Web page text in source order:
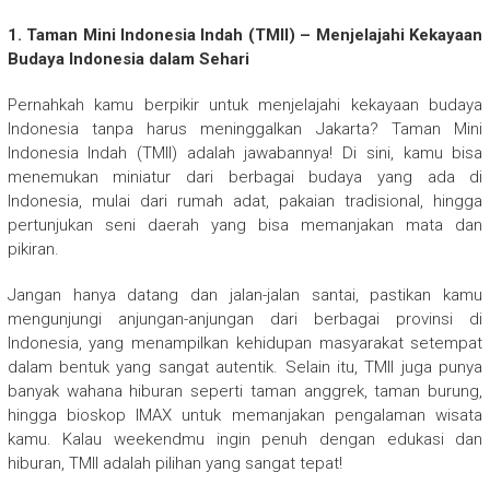
1. Taman Mini Indonesia Indah (TMII) – Menjelajahi Kekayaan
Budaya Indonesia dalam Sehari
Pernahkah kamu berpikir untuk menjelajahi kekayaan budaya
Indonesia tanpa harus meninggalkan Jakarta? Taman Mini
Indonesia Indah (TMII) adalah jawabannya! Di sini, kamu bisa
menemukan miniatur dari berbagai budaya yang ada di
Indonesia, mulai dari rumah adat, pakaian tradisional, hingga
pertunjukan seni daerah yang bisa memanjakan mata dan
pikiran.
Jangan hanya datang dan jalan-jalan santai, pastikan kamu
mengunjungi anjungan-anjungan dari berbagai provinsi di
Indonesia, yang menampilkan kehidupan masyarakat setempat
dalam bentuk yang sangat autentik. Selain itu, TMII juga punya
banyak wahana hiburan seperti taman anggrek, taman burung,
hingga bioskop IMAX untuk memanjakan pengalaman wisata
kamu. Kalau weekendmu ingin penuh dengan edukasi dan
hiburan, TMII adalah pilihan yang sangat tepat!